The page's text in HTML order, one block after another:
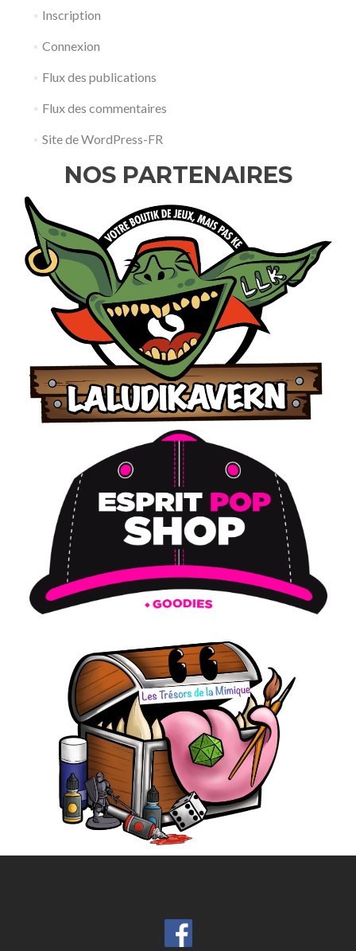
Inscription
Connexion
Flux des publications
Flux des commentaires
Site de WordPress-FR
NOS PARTENAIRES